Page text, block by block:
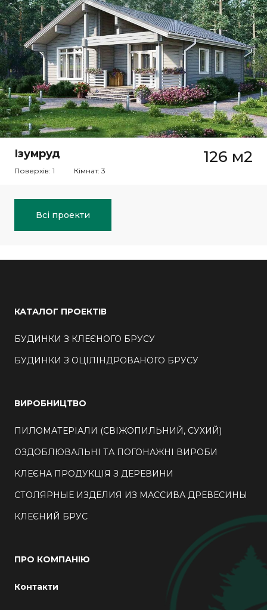
Ізумруд 126 м2
Поверхів: 1 Кімнат: 3
Всі проекти
КАТАЛОГ ПРОЕКТІВ
БУДИНКИ З КЛЕЄНОГО БРУСУ
БУДИНКИ З ОЦІЛІНДРОВАНОГО БРУСУ
ВИРОБНИЦТВО
ПИЛОМАТЕРІАЛИ (СВІЖОПИЛЬНИЙ, СУХИЙ)
ОЗДОБЛЮВАЛЬНІ ТА ПОГОНАЖНІ ВИРОБИ
КЛЕЄНА ПРОДУКЦІЯ З ДЕРЕВИНИ
СТОЛЯРНЫЕ ИЗДЕЛИЯ ИЗ МАССИВА ДРЕВЕСИНЫ
КЛЕЄНИЙ БРУС
ПРО КОМПАНІЮ
Контакти